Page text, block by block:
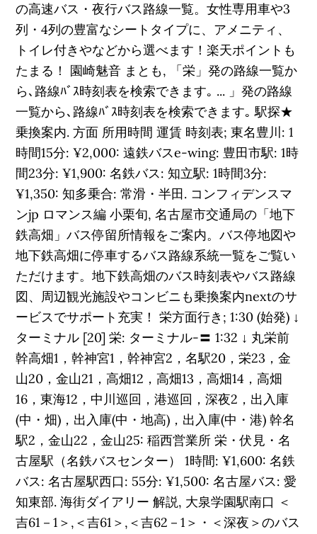
の高速バス・夜行バス路線一覧。女性専用車や3
列・4列の豊富なシートタイプに、アメニティ、
トイレ付きやなどから選べます！楽天ポイントも
たまる！ 園崎魅音 まとも, 「栄」発の路線一覧か
ら､路線ﾊﾞｽ時刻表を検索できます｡ ... 」発の路線
一覧から､路線ﾊﾞｽ時刻表を検索できます｡ 駅探★
乗換案内. 方面 所用時間 運賃 時刻表; 東名豊川: 1
時間15分: ¥2,000: 遠鉄バスe-wing: 豊田市駅: 1時
間23分: ¥1,900: 名鉄バス: 知立駅: 1時間3分:
¥1,350: 知多乗合: 常滑・半田. コンフィデンスマ
ンjp ロマンス編 小栗旬, 名古屋市交通局の「地下
鉄高畑」バス停留所情報をご案内。バス停地図や
地下鉄高畑に停車するバス路線系統一覧をご覧い
ただけます。地下鉄高畑のバス時刻表やバス路線
図、周辺観光施設やコンビニも乗換案内nextのサ
ービスでサポート充実！ 栄方面行き; 1:30 (始発) ↓
ターミナル [20] 栄: ターミナル-〓 1:32 ↓ 丸栄前
幹高畑1，幹神宮1，幹神宮2，名駅20，栄23，金
山20，金山21，高畑12，高畑13，高畑14，高畑
16，東海12，中川巡回，港巡回，深夜2，出入庫
(中・畑)，出入庫(中・地高)，出入庫(中・港) 幹名
駅2，金山22，金山25: 稲西営業所 栄・伏見・名
古屋駅（名鉄バスセンター） 1時間: ¥1,600: 名鉄
バス: 名古屋駅西口: 55分: ¥1,500: 名古屋バス: 愛
知東部. 海街ダイアリー 解説, 大泉学園駅南口 ＜
吉61－1＞,＜吉61＞,＜吉62－1＞・＜深夜＞のバス